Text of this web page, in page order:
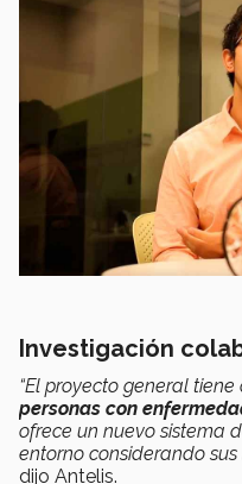
Investigación
“El proyecto general
personas con
ofrece un nuevo sistema
entorno considerando
dijo Antelis.